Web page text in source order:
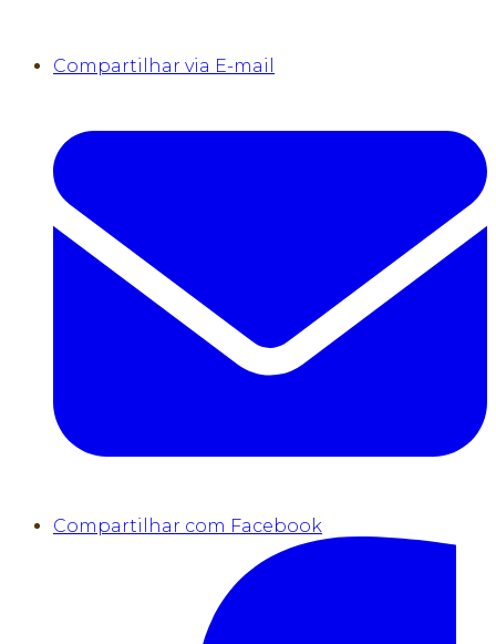
Compartilhar via E-mail
Compartilhar com Facebook